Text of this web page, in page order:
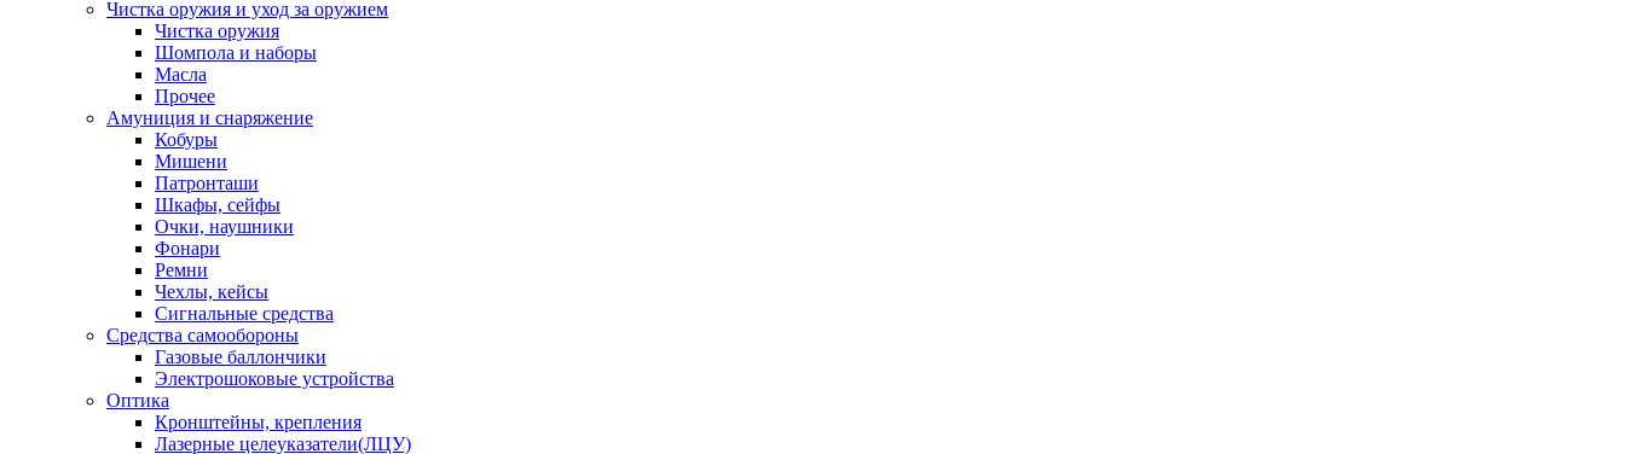
Чистка оружия и уход за оружием
Чистка оружия
Шомпола и наборы
Масла
Прочее
Амуниция и снаряжение
Кобуры
Мишени
Патронташи
Шкафы, сейфы
Очки, наушники
Фонари
Ремни
Чехлы, кейсы
Сигнальные средства
Средства самообороны
Газовые баллончики
Электрошоковые устройства
Оптика
Кронштейны, крепления
Лазерные целеуказатели(ЛЦУ)